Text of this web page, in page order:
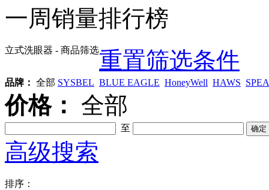
一周销量排行榜
立式洗眼器 - 商品筛选重置筛选条件
品牌： 全部 SYSBEL BLUE EAGLE HoneyWell HAWS
价格： 全部
至
高级搜索
排序：